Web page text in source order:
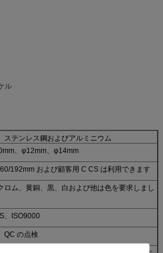
ル
ステンレス鋼およびアルミニウム
、φ12mm、φ14mm
192mm および顧客用 C CS は利用できます
ロム、黄銅、黒、白および他は色を要求しまし
、ISO9000
QC の点検